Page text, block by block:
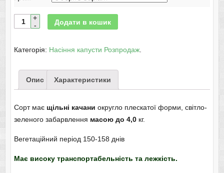
Додати в кошик
Категорія: Насіння капусти Розпродаж.
Опис Характеристики
Сорт має щільні качани округло плескатої форми, світло-
зеленого забарвлення масою до 4,0кг.
Вегетаційний період 150-158 днів
Має високу транспортабельність та лежкість.